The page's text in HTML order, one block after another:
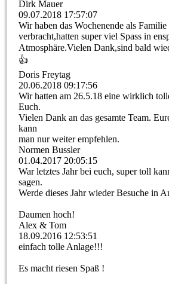
Dirk Mauer
09.07.2018 17:57:07
Wir haben das Wochenende als Familie
verbracht,hatten super viel Spass in
Atmosphäre.Vielen Dank,sind bald
👍
Doris Freytag
20.06.2018 09:17:56
Wir hatten am 26.5.18 eine wirklich
Euch.
Vielen Dank an das gesamte Team.
kann
man nur weiter empfehlen.
Normen Bussler
01.04.2017 20:05:15
War letztes Jahr bei euch, super toll
sagen.
Werde dieses Jahr wieder Besuche in
Daumen hoch!
Alex & Tom
18.09.2016 12:53:51
einfach tolle Anlage!!!
Es macht riesen Spaß !